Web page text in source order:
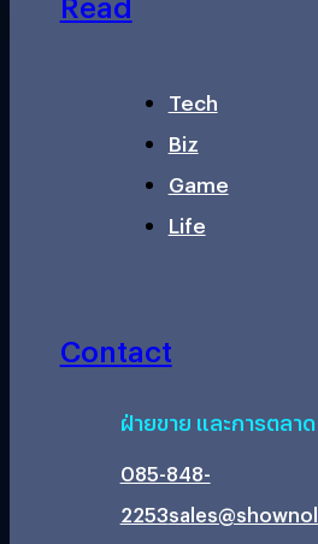
Tech
Biz
Game
Life
Contact
ฝ่ายขาย และการตลาด
085-848-
2253